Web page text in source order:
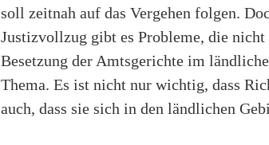
soll zeitnah auf das Vergehen folgen.
Justizvollzug gibt es Probleme, die
Besetzung der Amtsgerichte im
Thema. Es ist nicht nur wichtig, dass
auch, dass sie sich in den ländlichen